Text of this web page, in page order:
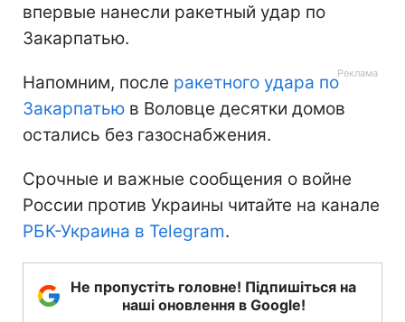
впервые нанесли ракетный удар по
Закарпатью.
Напомним, после ракетного удара по
Закарпатью в Воловце десятки домов
остались без газоснабжения.
Срочные и важные сообщения о войне
России против Украины читайте на канале
РБК-Украина в Telegram.
Не пропустіть головне! Підпишіться на
наші оновлення в Google!